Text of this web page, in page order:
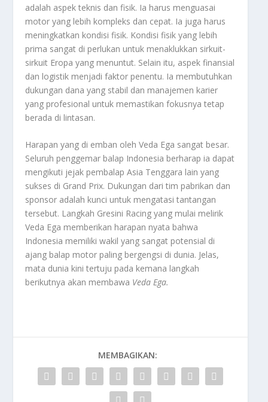
adalah aspek teknis dan fisik. Ia harus menguasai
motor yang lebih kompleks dan cepat. Ia juga harus
meningkatkan kondisi fisik. Kondisi fisik yang lebih
prima sangat di perlukan untuk menaklukkan sirkuit-
sirkuit Eropa yang menuntut. Selain itu, aspek finansial
dan logistik menjadi faktor penentu. Ia membutuhkan
dukungan dana yang stabil dan manajemen karier
yang profesional untuk memastikan fokusnya tetap
berada di lintasan.
Harapan yang di emban oleh Veda Ega sangat besar.
Seluruh penggemar balap Indonesia berharap ia dapat
mengikuti jejak pembalap Asia Tenggara lain yang
sukses di Grand Prix. Dukungan dari tim pabrikan dan
sponsor adalah kunci untuk mengatasi tantangan
tersebut. Langkah Gresini Racing yang mulai melirik
Veda Ega memberikan harapan nyata bahwa
Indonesia memiliki wakil yang sangat potensial di
ajang balap motor paling bergengsi di dunia. Jelas,
mata dunia kini tertuju pada kemana langkah
berikutnya akan membawa Veda Ega.
MEMBAGIKAN: